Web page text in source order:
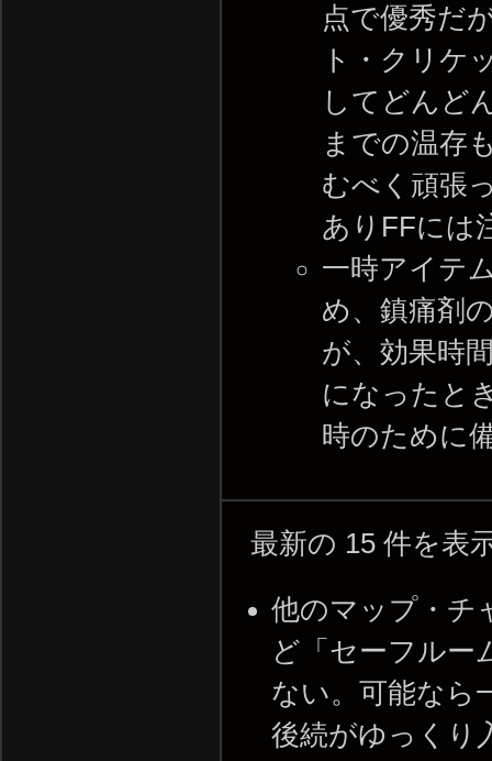
点で優秀だ
ト・クリケ
してどんど
までの温存
むべく頑張
ありFFには
一時アイテ
め、鎮痛剤
が、効果時
になったと
時のために
最新の 15 件を表
他のマップ・チ
ど「セーフルー
ない。可能なら
後続がゆっくり